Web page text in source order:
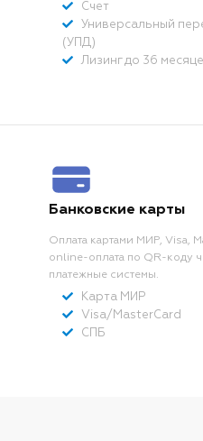
Счет
Универсальный
(УПД)
Лизинг до 36
Банковские карты
Оплата картами МИР, Visa,
online-оплата по QR-коду
платежные системы.
Карта МИР
Visa/MasterCard
СПБ